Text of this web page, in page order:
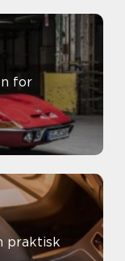
for
praktisk